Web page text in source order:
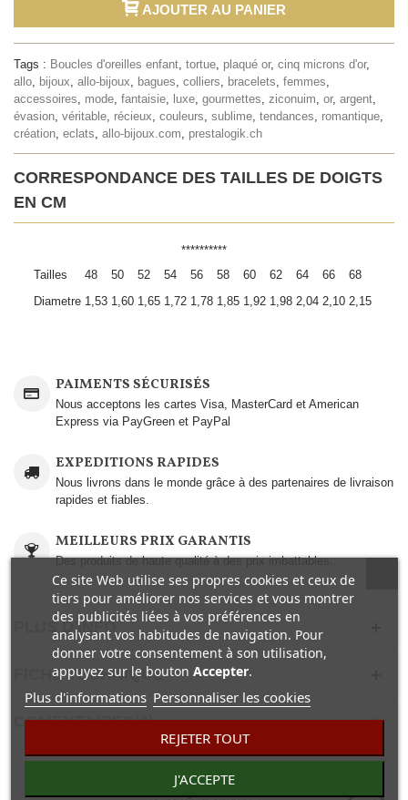
AJOUTER AU PANIER
Tags : Boucles d'oreilles enfant, tortue, plaqué or, cinq microns d'or,
allo, bijoux, allo-bijoux, bagues, colliers, bracelets, femmes,
accessoires, mode, fantaisie, luxe, gourmettes, ziconuim, or, argent,
évasion, véritable, récieux, couleurs, sublime, tendances, romantique,
création, eclats, allo-bijoux.com, prestalogik.ch
CORRESPONDANCE DES TAILLES DE DOIGTS
EN CM
**********
Tailles
48 50 52 54 56 58 60 62 64 66
68
Diametre 1,53 1,60 1,65 1,72 1,78 1,85 1,92 1,98 2,04 2,10 2,15
PAIMENTS SÉCURISÉS
Nous acceptons les cartes Visa, MasterCard et American
Express via PayGreen et PayPal
EXPEDITIONS RAPIDES
Nous livrons dans le monde grâce à des partenaires de livraison
rapides et fiables.
MEILLEURS PRIX GARANTIS
Des produits de haute qualité à des prix imbattables..
PLUS D'INFO
FICHE TECHNIQUE
COMENTAIRES(0)
30 AUTRES PRODUITS DANS LA MÊME
Ce site Web utilise ses propres cookies et ceux de
tiers pour améliorer nos services et vous montrer
des publicités liées à vos préférences en
analysant vos habitudes de navigation. Pour
donner votre consentement à son utilisation,
appuyez sur le bouton Accepter.
Plus d'informations Personnaliser les cookies
REJETER TOUT
J'ACCEPTE